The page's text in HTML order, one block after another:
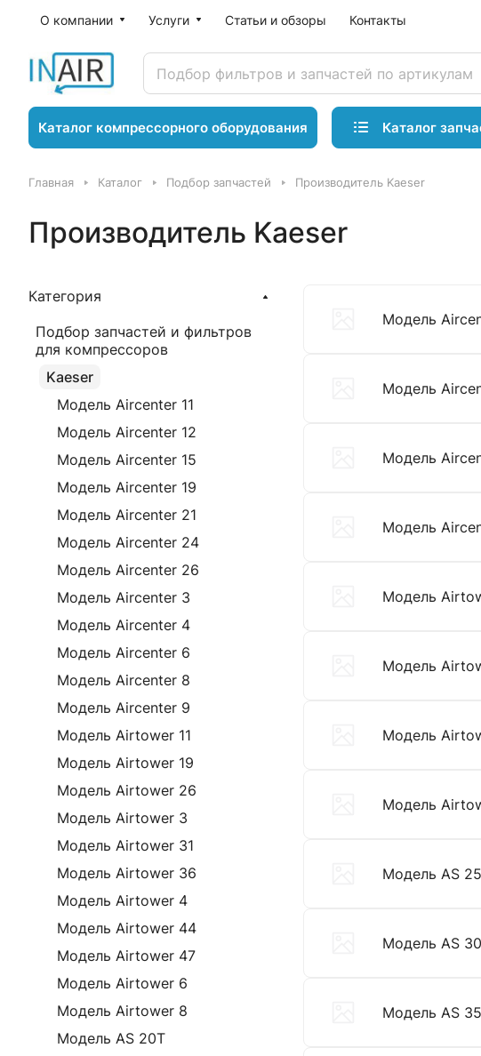
О компании Услуги Статьи и обзоры Контакты
Каталог компрессорного оборудования Каталог
Главная Каталог Подбор запчастей Производитель Kaeser
Производитель Kaeser
Модель
Модель
Модель
Модель
Модель
Модель
Модель
Модель
Модель AS 25
Модель AS
Модель AS
Категория
Подбор запчастей и фильтров
для компрессоров
Kaeser
Модель Aircenter 11
Модель Aircenter 12
Модель Aircenter 15
Модель Aircenter 19
Модель Aircenter 21
Модель Aircenter 24
Модель Aircenter 26
Модель Aircenter 3
Модель Aircenter 4
Модель Aircenter 6
Модель Aircenter 8
Модель Aircenter 9
Модель Airtower 11
Модель Airtower 19
Модель Airtower 26
Модель Airtower 3
Модель Airtower 31
Модель Airtower 36
Модель Airtower 4
Модель Airtower 44
Модель Airtower 47
Модель Airtower 6
Модель Airtower 8
Модель AS 20T